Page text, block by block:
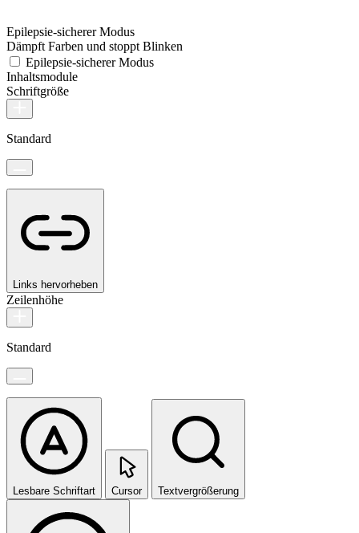
Epilepsie-sicherer Modus
Dämpft Farben und stoppt Blinken
Epilepsie-sicherer Modus
Inhaltsmodule
Schriftgröße
Standard
Links hervorheben
Zeilenhöhe
Standard
Lesbare Schriftart Cursor Textvergrößerung